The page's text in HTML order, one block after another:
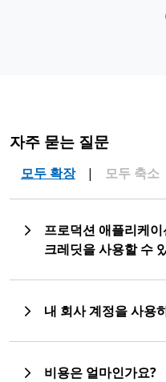
자주 묻는 질문
모두 확장 | 모두 축소
프로덕션 애플리케
크레딧을 사용할 수
내 회사 계정을 사용
비용은 얼마인가요?